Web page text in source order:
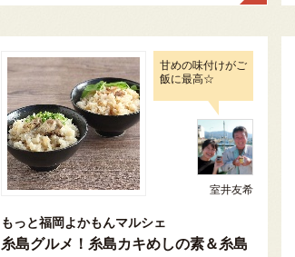
甘めの味付けがご
飯に最高☆
室井友希
もっと福岡よかもんマルシェ
糸島グルメ！糸島カキめしの素＆糸島